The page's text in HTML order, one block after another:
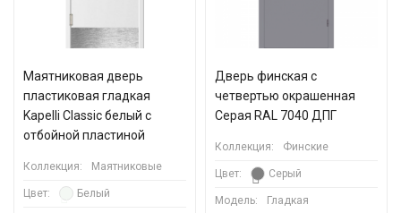
Маятниковая дверь
пластиковая гладкая
Kapelli Classic белый с
отбойной пластиной
Коллекция: Маятниковые
Цвет: Белый
Дверь финская с
четвертью окрашенная
Серая RAL 7040 ДПГ
Коллекция: Финские
Цвет: Серый
Модель: Гладкая